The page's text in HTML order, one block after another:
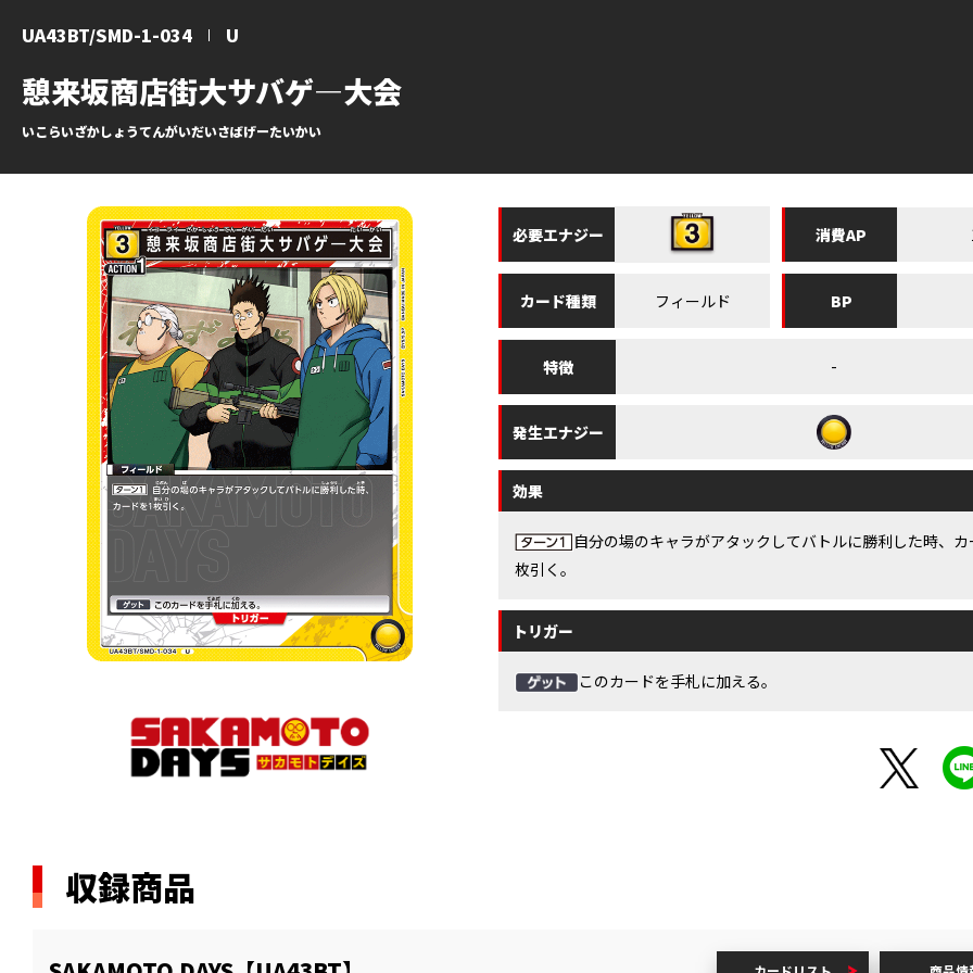
憩来坂商店街大サバゲ―大会
いこらいざかしょうてんがいだいさばげーたいかい
UA43BT/SMD-1-034 U
必要エナジー 消費AP
カード種類 フィールド BP
特徴 -
発生エナジー
効果
自分の場のキャラがアタックしてバトルに勝利した時、
枚引く。
トリガー
このカードを手札に加える。
収録商品